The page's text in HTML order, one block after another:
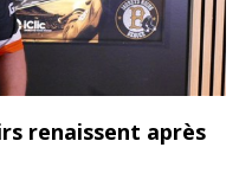
renaissent après